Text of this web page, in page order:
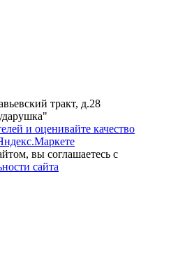
тракт, д.28
вы соглашаетесь с
сайта